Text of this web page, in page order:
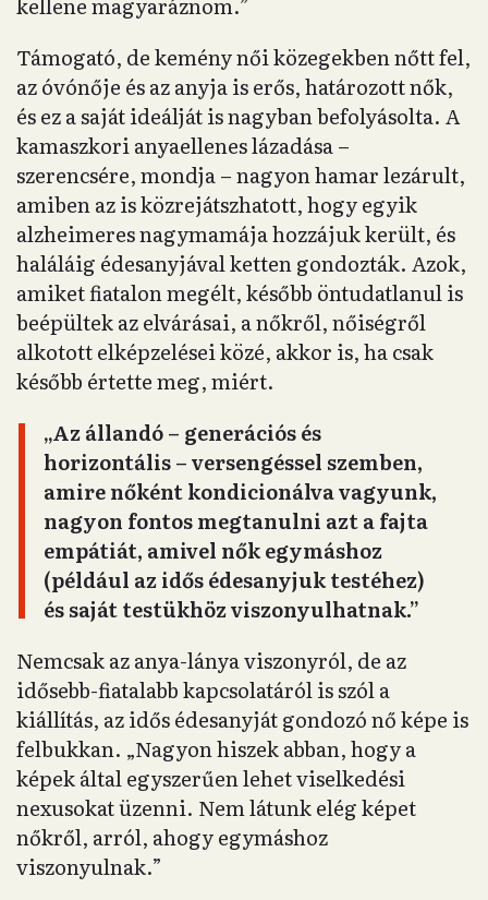
Támogató, de kemény női közegekben nőtt fel,
az óvónője és az anyja is erős, határozott nők,
és ez a saját ideálját is nagyban befolyásolta. A
kamaszkori anyaellenes lázadása –
szerencsére, mondja – nagyon hamar lezárult,
amiben az is közrejátszhatott, hogy egyik
alzheimeres nagymamája hozzájuk került, és
haláláig édesanyjával ketten gondozták. Azok,
amiket fiatalon megélt, később öntudatlanul is
beépültek az elvárásai, a nőkről, nőiségről
alkotott elképzelései közé, akkor is, ha csak
később értette meg, miért.
„Az állandó – generációs és
horizontális – versengéssel szemben,
amire nőként kondicionálva vagyunk,
nagyon fontos megtanulni azt a fajta
empátiát, amivel nők egymáshoz
(például az idős édesanyjuk testéhez)
és saját testükhöz viszonyulhatnak.”
Nemcsak az anya-lánya viszonyról, de az
idősebb-fiatalabb kapcsolatáról is szól a
kiállítás, az idős édesanyját gondozó nő képe is
felbukkan. „Nagyon hiszek abban, hogy a
képek által egyszerűen lehet viselkedési
nexusokat üzenni. Nem látunk elég képet
nőkről, arról, ahogy egymáshoz
viszonyulnak.”